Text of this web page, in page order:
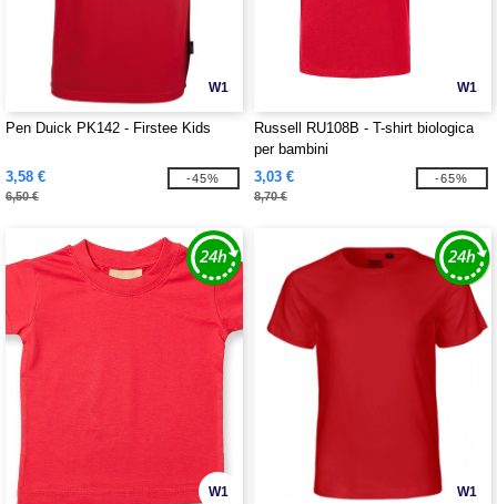
W1
Pen Duick PK142 - Firstee Kids
3,58 €
6,50 €
-45%
W1
Russell RU108B - T-shirt biologica
per bambini
3,03 €
8,70 €
-65%
W1 W1